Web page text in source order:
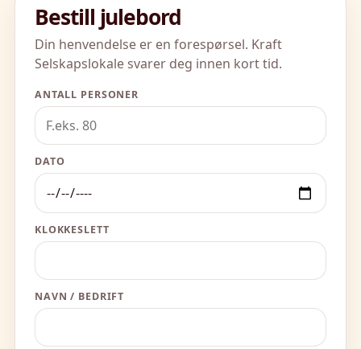
Bestill julebord
Din henvendelse er en forespørsel. Kraft
Selskapslokale svarer deg innen kort tid.
ANTALL PERSONER
DATO
KLOKKESLETT
NAVN / BEDRIFT